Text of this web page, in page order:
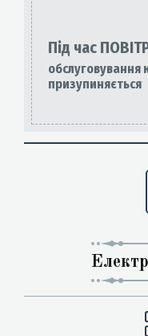
Під час
обслуговування
призупиняється